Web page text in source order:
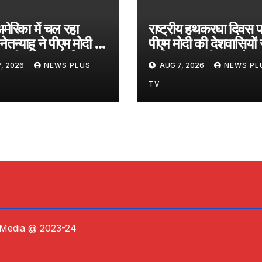
में चल रहा
ने पीएम मोदी से
की बात, जानें किन
हुई चर्चा​on August
at 2:18 am
2026 NEWS PLUS
राष्ट्रीय हथकरघा दिवस
पीएम मोदी की
अपील, ‘स्थानीय कपड़े
‘GRWM’ ट्रेंड फॉलो
on August 7, 2026
at 2:39 am
AUG 7, 2026 NEWS
TV
@ 2023-24